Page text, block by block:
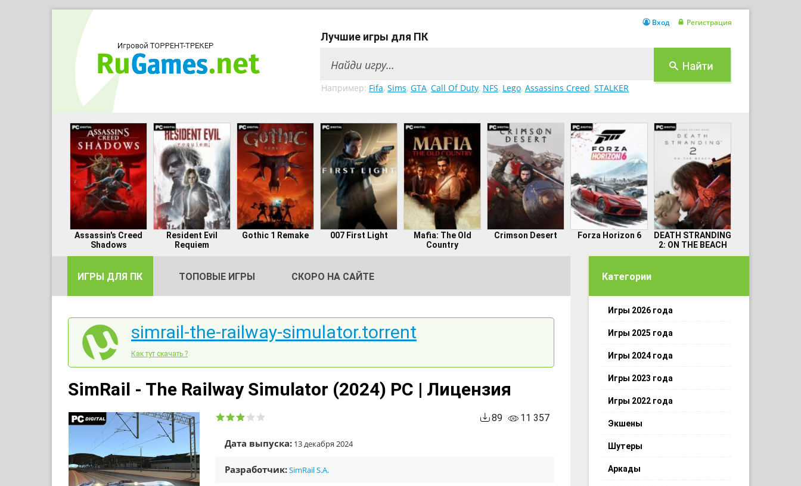
Лучшие игры для ПК
Например: Fifa, Sims, GTA, Call Of Duty, NFS, Lego, Assassins Creed, STALKER
Вход Регистрация
Assassin's Creed
Shadows
Resident Evil
Requiem
Gothic 1 Remake 007 First Light
Mafia: The Old
Country
Crimson Desert Forza Horizon 6
DEATH STRANDING
2: ON THE BEACH
ИГРЫ ДЛЯ ПК ТОПОВЫЕ ИГРЫ СКОРО НА САЙТЕ
simrail-the-railway-simulator.torrent
Как тут скачать ?
SimRail - The Railway Simulator (2024) PC | Лицензия
11 357
89
Дата выпуска: 13 декабря 2024
Разработчик:SimRail S.A.
Категории
Игры 2026 года
Игры 2025 года
Игры 2024 года
Игры 2023 года
Игры 2022 года
Экшены
Шутеры
Аркады